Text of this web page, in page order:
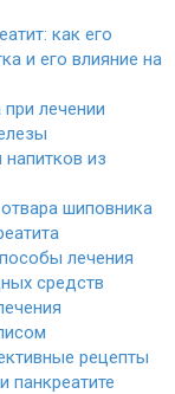
как его
и его влияние на
лечении
из
шиповника
лечения
средств
рецепты
панкреатите